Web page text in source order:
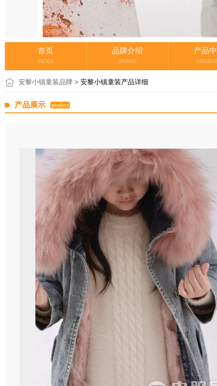
首页
INDEX
品牌介绍
BRAND
产品
安黎小镇童装品牌 > 安黎小镇童装产品详细
产品展示 product